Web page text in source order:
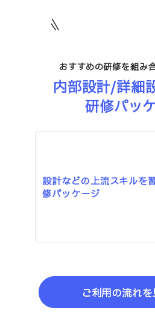
おすすめの研修を組み
内部設計/詳細
研修パッ
設計などの上流スキルを
修パッケージ
ご利用の流れを